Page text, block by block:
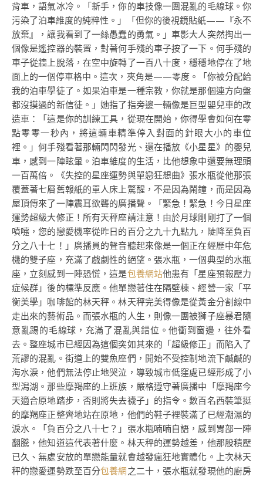
背車，語氣冰冷。「新手，你的車技像一團混亂的毛線球。你
污染了泊車維度的純粹性。」「但你的後視鏡貼紙——『永不
放棄』，讓我看到了一絲愚蠢的勇氣。」車影大人突然掏出一
個像是遙控器的裝置，對著何手殘的車子按了一下。何手殘的
車子從牆上脫落，在空中旋轉了一百八十度，穩穩地停在了地
面上的一個停車格中。這次，夾角是——零度。「你被分配給
我的泊車學徒了。如果泊車是一種宗教，你就是那個連方向盤
都沒摸過的新信徒。」她指了指旁邊一輛像是巨型嬰兒車的改
造車：「這是你的訓練工具，從現在開始，你得學會如何在零
點零零一秒內，將這輛車精準停入對面的針眼大小的車位
裡。」何手殘看著那輛閃閃發光、還在播放《小星星》的嬰兒
車，感到一陣眩暈。泊車維度的生活，比他想象中還要無理頭
一百萬倍。《失控的星座運勢與單戀狂想曲》張水瓶從他那張
覆蓋著七層舊報紙的單人床上驚醒，不是因為鬧鐘，而是因為
屋頂傳來了一陣震耳欲聾的廣播聲。「緊急！緊急！今日星座
運勢超級大修正！所有天秤座請注意！由於月球剛剛打了一個
噴嚏，您的戀愛機率從昨日的百分之九十九點九，陡降至負百
分之八十七！」廣播員的聲音聽起來像是一個正在經歷中年危
機的雙子座，充滿了戲劇性的絕望。張水瓶，一個典型的水瓶
座，立刻感到一陣恐慌，這是包養網站他患有「星座預報壓力
症候群」後的標準反應。他單戀著住在隔壁棟、經營一家「平
衡美學」咖啡館的林天秤。林天秤完美得像是從黃金分割線中
走出來的藝術品。而張水瓶的人生，則像一團被獅子座暴君隨
意亂踢的毛線球，充滿了混亂與錯位。他衝到窗邊，往外看
去。整座城市已經因為這個突如其來的「超級修正」而陷入了
荒謬的混亂。街道上的雙魚座們，開始不受控制地流下鹹鹹的
海水淚，他們無法停止地哭泣，導致城市低窪處已經形成了小
型潟湖。那些摩羯座的上班族，嚴格遵守著廣播中「摩羯座今
天適合原地踏步，否則將失去襪子」的指令。數百名西裝筆挺
的摩羯座正整齊地站在原地，他們的鞋子裡裝滿了已經潮濕的
淚水。「負百分之八十七？」張水瓶喃喃自語，感到胃部一陣
翻騰，他知道這代表著什麼。林天秤的運勢越差，他那股積壓
已久、無處安放的單戀能量就會越發瘋狂地實體化。上次林天
秤的戀愛運勢跌至百分包養網之二十，張水瓶就發現他的廚房